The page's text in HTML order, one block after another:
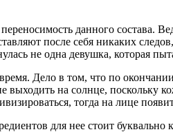
данного состава.
после себя никаких
не одна девушка, которая
Дело в том, что по
на солнце, поскольку
тогда на лице
для нее стоит